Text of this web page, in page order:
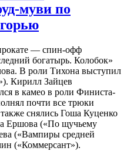
муви по
— спин-офф
богатырь. Колобок»
В роли Тихона выступил
Кирилл Зайцев
в камео в роли Финиста-
почти все трюки
снялись Гоша Куценко
Ершова («По щучьему
(«Вампиры средней
(«Коммерсант»).